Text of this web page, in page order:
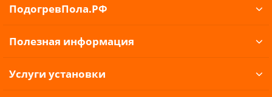
ПодогревПола.РФ
Полезная информация
Услуги установки